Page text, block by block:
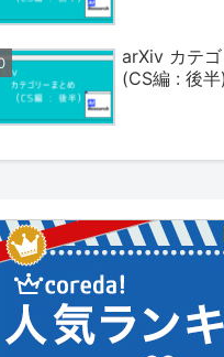
arXiv カテ
(CS編 : 後半)